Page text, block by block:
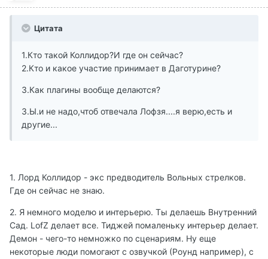
Цитата
1.Кто такой Коллидор?И где он сейчас?
2.Кто и какое участие принимает в Даготурине?
3.Как плагины вообще делаются?
З.Ы.и не надо,чтоб отвечала Лофзя....я верю,есть и
другие...
1. Лорд Коллидор - экс предводитель Вольных стрелков.
Где он сейчас не знаю.
2. Я немного моделю и интерьерю. Ты делаешь Внутренний
Сад. LofZ делает все. Тиджей помаленьку интерьер делает.
Демон - чего-то немножко по сценариям. Ну еще
некоторые люди помогают с озвучкой (Роунд например), с